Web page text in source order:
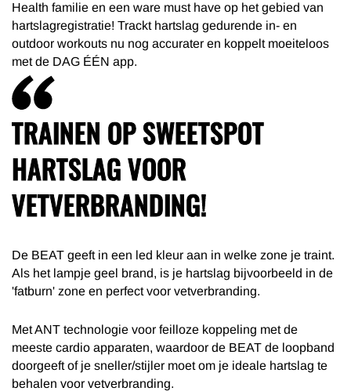
Health familie en een ware must have op het gebied van
hartslagregistratie! Trackt hartslag gedurende in- en
outdoor workouts nu nog accurater en koppelt moeiteloos
met de DAG ÉÉN app.
TRAINEN OP SWEETSPOT
HARTSLAG VOOR
VETVERBRANDING!
De BEAT geeft in een led kleur aan in welke zone je traint.
Als het lampje geel brand, is je hartslag bijvoorbeeld in de
'fatburn' zone en perfect voor vetverbranding.
Met ANT technologie voor feilloze koppeling met de
meeste cardio apparaten, waardoor de BEAT de loopband
doorgeeft of je sneller/stijler moet om je ideale hartslag te
behalen voor vetverbranding.